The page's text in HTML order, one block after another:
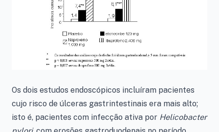
Os dois estudos endoscópicos incluíram pacientes
cujo risco de úlceras gastrintestinais era mais alto;
isto é, pacientes com infecção ativa por Helicobacter